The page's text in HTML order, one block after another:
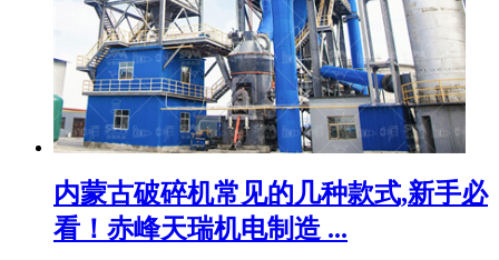
内蒙古破碎机常见的几种款式,新手必
看！赤峰天瑞机电制造 ...